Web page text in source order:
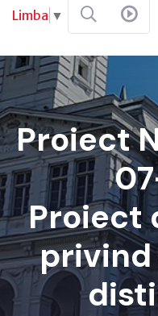
Limba ▼
Proiect
Proiect